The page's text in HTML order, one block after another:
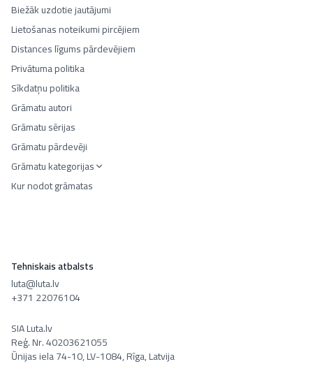
Biežāk uzdotie jautājumi
Lietošanas noteikumi pircējiem
Distances līgums pārdevējiem
Privātuma politika
Sīkdatņu politika
Grāmatu autori
Grāmatu sērijas
Grāmatu pārdevēji
Grāmatu kategorijas
Kur nodot grāmatas
Tehniskais atbalsts
luta@luta.lv
+371 22076104
SIA Luta.lv
Reģ. Nr. 40203621055
Ūnijas iela 74-10, LV-1084, Rīga, Latvija